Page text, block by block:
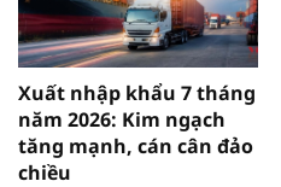
Xuất nhập khẩu 7 tháng
năm 2026: Kim ngạch
tăng mạnh, cán cân đảo
chiều